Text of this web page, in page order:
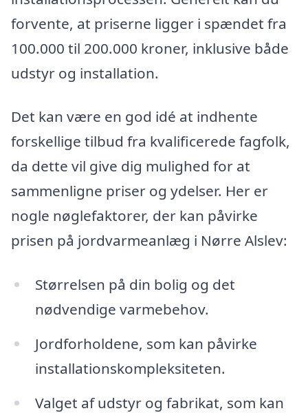
forvente, at priserne ligger i spændet fra
100.000 til 200.000 kroner, inklusive både
udstyr og installation.
Det kan være en god idé at indhente
forskellige tilbud fra kvalificerede fagfolk,
da dette vil give dig mulighed for at
sammenligne priser og ydelser. Her er
nogle nøglefaktorer, der kan påvirke
prisen på jordvarmeanlæg i Nørre Alslev:
Størrelsen på din bolig og det
nødvendige varmebehov.
Jordforholdene, som kan påvirke
installationskompleksiteten.
Valget af udstyr og fabrikat, som kan